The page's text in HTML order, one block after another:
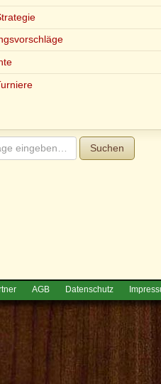
Suchen
AGB Datenschutz